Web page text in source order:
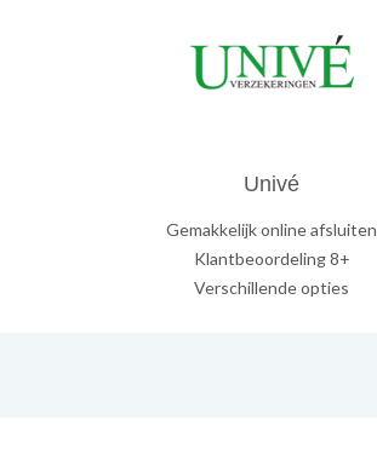
Univé
Gemakkelijk online afsluiten
Klantbeoordeling 8+
Verschillende opties